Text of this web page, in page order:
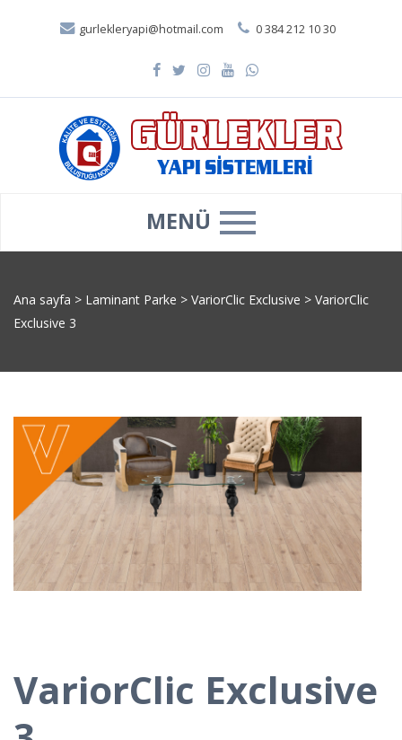
gurlekleryapi@hotmail.com 0 384 212 10 30
MENÜ
Ana sayfa > Laminant Parke > VariorClic Exclusive > VariorClic
Exclusive 3
VariorClic Exclusive